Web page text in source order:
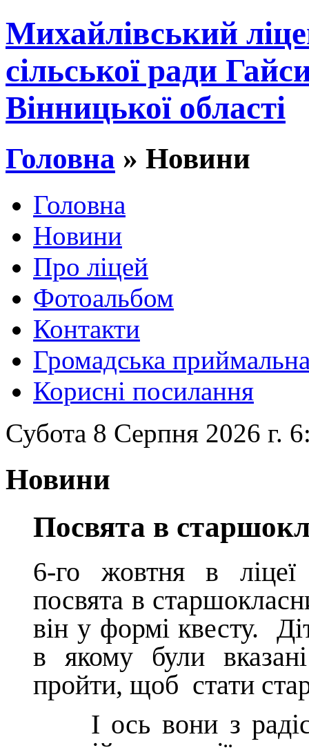
Михайлівський
сільської ради
Вінницької області
Головна » Новини
Головна
Новини
Про ліцей
Фотоальбом
Контакти
Громадська
Корисні посилання
Субота 8 Серпня 2026 г.
Новини
Посвята в
6-го жовтня в ліцеї
посвята в
він у формі квесту.
в якому були
пройти, щоб стати
І ось вони з